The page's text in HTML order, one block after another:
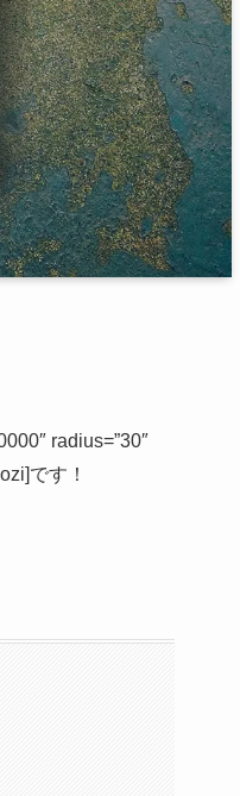
radius=”30″
です！